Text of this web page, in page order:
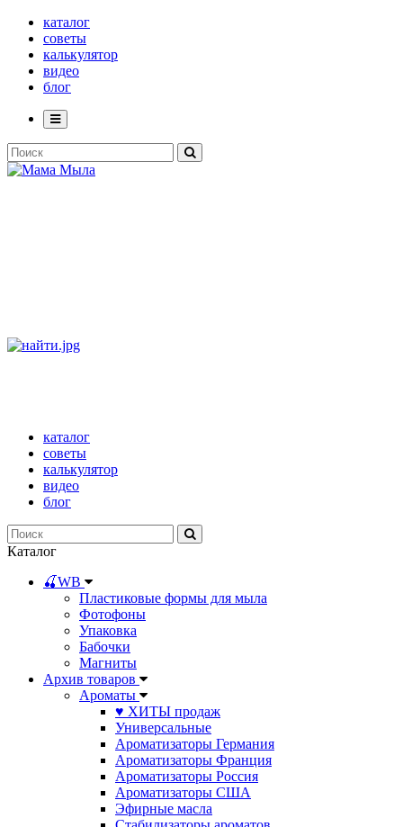
каталог
советы
калькулятор
видео
блог
каталог
советы
калькулятор
видео
блог
Каталог
🍒WB
Пластиковые формы для мыла
Фотофоны
Упаковка
Бабочки
Магниты
Архив товаров
Ароматы
♥ ХИТЫ продаж
Универсальные
Ароматизаторы Германия
Ароматизаторы Франция
Ароматизаторы Россия
Ароматизаторы США
Эфирные масла